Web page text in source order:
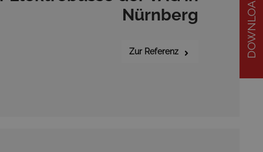
Nürnberg
Zur Referenz DOWNLOAD